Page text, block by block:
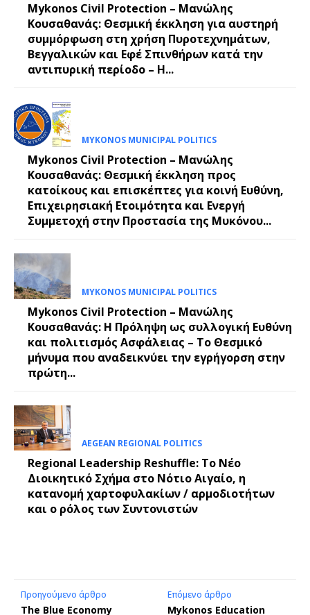
Mykonos Civil Protection – Μανώλης
Κουσαθανάς: Θεσμική έκκληση για αυστηρή
συμμόρφωση στη χρήση Πυροτεχνημάτων,
Βεγγαλικών και Εφέ Σπινθήρων κατά την
αντιπυρική περίοδο – Η...
MYKONOS MUNICIPAL POLITICS
Mykonos Civil Protection – Μανώλης
Κουσαθανάς: Θεσμική έκκληση προς
κατοίκους και επισκέπτες για κοινή Ευθύνη,
Επιχειρησιακή Ετοιμότητα και Ενεργή
Συμμετοχή στην Προστασία της Μυκόνου...
MYKONOS MUNICIPAL POLITICS
Mykonos Civil Protection – Μανώλης
Κουσαθανάς: Η Πρόληψη ως συλλογική Ευθύνη
και πολιτισμός Ασφάλειας – Το Θεσμικό
μήνυμα που αναδεικνύει την εγρήγορση στην
πρώτη...
AEGEAN REGIONAL POLITICS
Regional Leadership Reshuffle: Το Νέο
Διοικητικό Σχήμα στο Νότιο Αιγαίο, η
κατανομή χαρτοφυλακίων / αρμοδιοτήτων
και ο ρόλος των Συντονιστών
Προηγούμενο άρθρο
The Blue Economy
Επόμενο άρθρο
Mykonos Education